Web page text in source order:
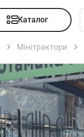
Каталог
Мінітрактори